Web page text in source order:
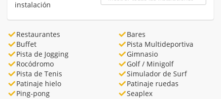
instalación
Restaurantes
Bares
Buffet
Pista Multideportiva
Pista de Jogging
Gimnasio
Rocódromo
Golf / Minigolf
Pista de Tenis
Simulador de Surf
Patinaje hielo
Patinaje ruedas
Ping-pong
Seaplex